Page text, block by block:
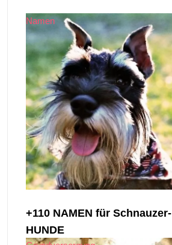
Namen
+110 NAMEN für Schnauzer-
HUNDE